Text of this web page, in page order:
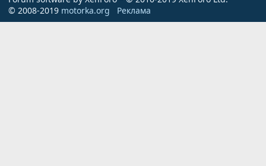
© 2008-2019 motorka.org Реклама